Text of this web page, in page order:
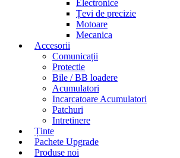
Electronice
Țevi de precizie
Motoare
Mecanica
Accesorii
Comunicații
Protectie
Bile / BB loadere
Acumulatori
Incarcatoare Acumulatori
Patchuri
Intretinere
Ținte
Pachete Upgrade
Produse noi